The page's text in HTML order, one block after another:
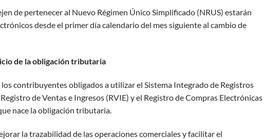
de pertenecer al Nuevo Régimen Único Simplificado (NRUS) estarán
desde el primer día calendario del mes siguiente al cambio de
de la obligación tributaria
contribuyentes obligados a utilizar el Sistema Integrado de Registros
de Ventas e Ingresos (RVIE) y el Registro de Compras Electrónicas
nace la obligación tributaria.
la trazabilidad de las operaciones comerciales y facilitar el